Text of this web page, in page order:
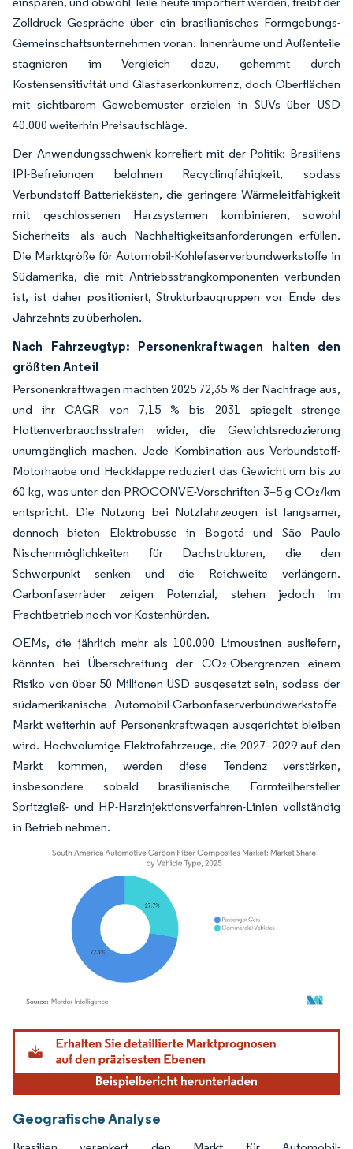
Zolldruck Gespräche über ein brasilianisches Formgebungs-
Gemeinschaftsunternehmen voran. Innenräume und Außenteile
stagnieren im Vergleich dazu, gehemmt durch
Kostensensitivität und Glasfaserkonkurrenz, doch Oberflächen
mit sichtbarem Gewebemuster erzielen in SUVs über USD
40.000 weiterhin Preisaufschläge.
Der Anwendungsschwenk korreliert mit der Politik: Brasiliens
IPI-Befreiungen belohnen Recyclingfähigkeit, sodass
Verbundstoff-Batteriekästen, die geringere Wärmeleitfähigkeit
mit geschlossenen Harzsystemen kombinieren, sowohl
Sicherheits- als auch Nachhaltigkeitsanforderungen erfüllen.
Die Marktgröße für Automobil-Kohlefaserverbundwerkstoffe in
Südamerika, die mit Antriebsstrangkomponenten verbunden
ist, ist daher positioniert, Strukturbaugruppen vor Ende des
Jahrzehnts zu überholen.
Nach Fahrzeugtyp: Personenkraftwagen halten den
größten Anteil
Personenkraftwagen machten 2025 72,35 % der Nachfrage aus,
und ihr CAGR von 7,15 % bis 2031 spiegelt strenge
Flottenverbrauchsstrafen wider, die Gewichtsreduzierung
unumgänglich machen. Jede Kombination aus Verbundstoff-
Motorhaube und Heckklappe reduziert das Gewicht um bis zu
60 kg, was unter den PROCONVE-Vorschriften 3–5 g CO₂/km
entspricht. Die Nutzung bei Nutzfahrzeugen ist langsamer,
dennoch bieten Elektrobusse in Bogotá und São Paulo
Nischenmöglichkeiten für Dachstrukturen, die den
Schwerpunkt senken und die Reichweite verlängern.
Carbonfaserräder zeigen Potenzial, stehen jedoch im
Frachtbetrieb noch vor Kostenhürden.
OEMs, die jährlich mehr als 100.000 Limousinen ausliefern,
könnten bei Überschreitung der CO₂-Obergrenzen einem
Risiko von über 50 Millionen USD ausgesetzt sein, sodass der
südamerikanische Automobil-Carbonfaserverbundwerkstoffe-
Markt weiterhin auf Personenkraftwagen ausgerichtet bleiben
wird. Hochvolumige Elektrofahrzeuge, die 2027–2029 auf den
Markt kommen, werden diese Tendenz verstärken,
insbesondere sobald brasilianische Formteilhersteller
Spritzgieß- und HP-Harzinjektionsverfahren-Linien vollständig
in Betrieb nehmen.
Bild © Mordor Intelligence. Wiederverwendung erfordert Namensnennung gemäß
Geografische Analyse